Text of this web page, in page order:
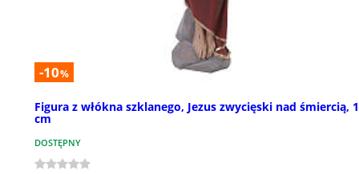
-10%
Figura z włókna szklanego, Jezus zwycięski nad śmiercią,
cm
DOSTĘPNY